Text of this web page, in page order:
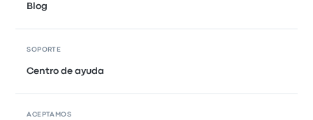
Blog
SOPORTE
Centro de ayuda
ACEPTAMOS